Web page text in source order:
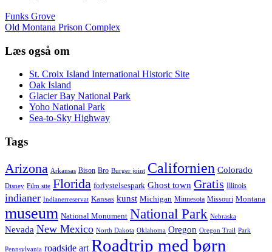
Funks Grove
Old Montana Prison Complex
Læs også om
St. Croix Island International Historic Site
Oak Island
Glacier Bay National Park
Yoho National Park
Sea-to-Sky Highway
Tags
Arizona Arkansas Bison Bro Burger joint Californien Colorado
Disney Film site Florida forlystelsespark Ghost town Gratis Illinois
indianer Indianerreservat Kansas kunst Michigan Minnesota Missouri Montana
museum National Monument National Park Nebraska
Nevada New Mexico North Dakota Oklahoma Oregon Oregon Trail Park
Pennsylvania roadside art Roadtrip med børn